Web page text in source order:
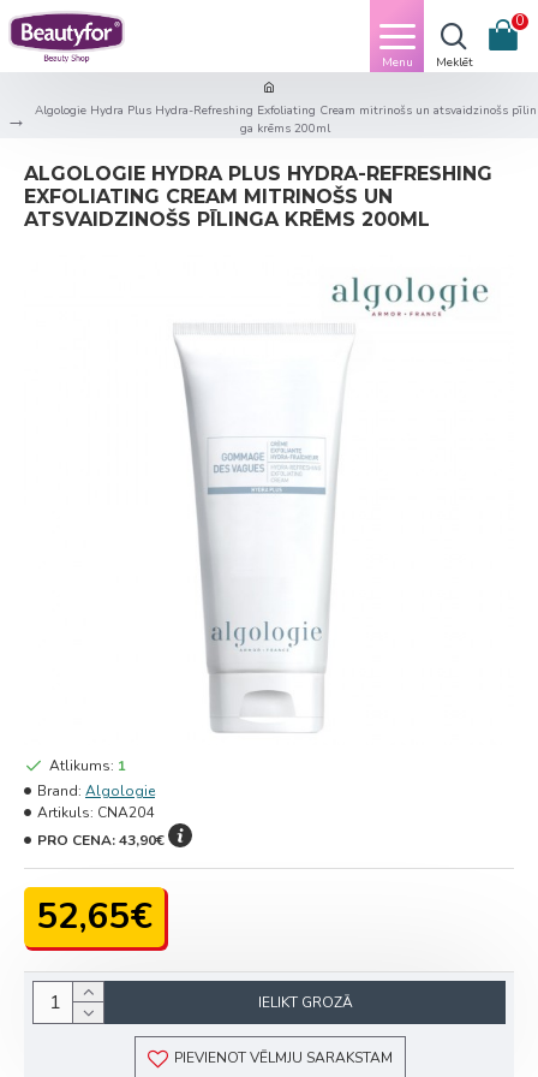
0
Algologie Hydra Plus Hydra-Refreshing Exfoliating Cream mitrinošs un atsvaidzinošs pīlin
ga krēms 200ml
ALGOLOGIE HYDRA PLUS HYDRA-REFRESHING
EXFOLIATING CREAM MITRINOŠS UN
ATSVAIDZINOŠS PĪLINGA KRĒMS 200ML
52,65€
Atlikums: 1
Brand: Algologie
Artikuls: CNA204
PRO CENA:43,90€
IELIKT GROZĀ
PIEVIENOT VĒLMJU SARAKSTAM